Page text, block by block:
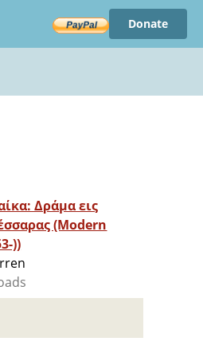
Donate
Δράμα εις
(Modern
))